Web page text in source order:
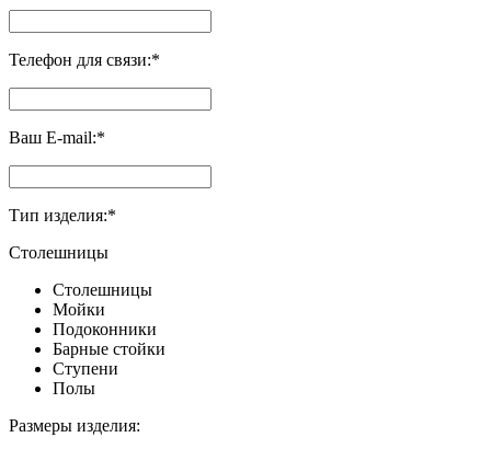
Телефон для связи:*
Ваш E-mail:*
Тип изделия:*
Столешницы
Столешницы
Мойки
Подоконники
Барные стойки
Ступени
Полы
Размеры изделия: